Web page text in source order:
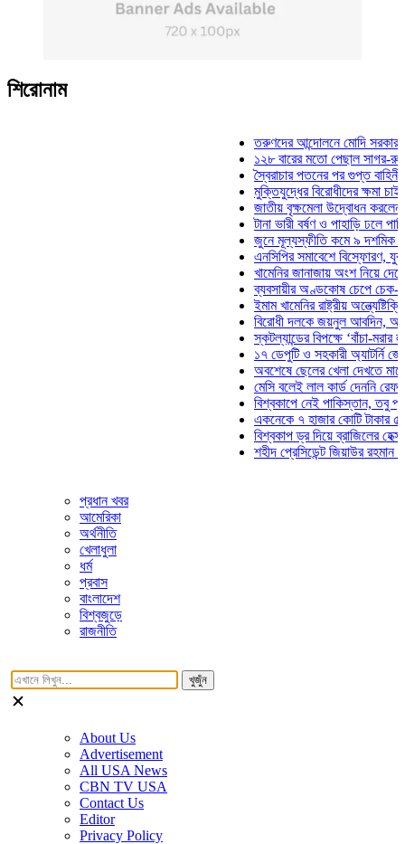
শিরোনাম
তরুণদের আন্দোলনে মোদি সরকার দুর্বল
১২৮ বারের মতো পেছাল সাগর-রুনি
স্বৈরাচার পতনের পর গুপ্ত বাহিনীর
মুক্তিযুদ্ধের বিরোধীদের ক্ষমা চাইতে
জাতীয় বৃক্ষমেলা উদ্বোধন করলেন
টানা ভারী বর্ষণ ও পাহাড়ি ঢলে পানিবন্দি
জুনে মূল্যস্ফীতি কমে ৯ দশমিক ১৬
এনসিপির সমাবেশে বিস্ফোরণ, যুবলীগের
খামেনির জানাজায় অংশ নিয়ে দেশে
ব্যবসায়ীর অণ্ডকোষ চেপে চেক-
ইমাম খামেনির রাষ্ট্রীয় অন্ত্যেষ্টিক্রিয়ায়
বিরোধী দলকে জয়নুল আবদিন, আপনারা
স্কটল্যান্ডের বিপক্ষে ‘বাঁচা-মরার
১৭ ডেপুটি ও সহকারী অ্যাটর্নি
অবশেষে ছেলের খেলা দেখতে মাঠে
মেসি বলেই লাল কার্ড দেননি রেফারি!
বিশ্বকাপে নেই পাকিস্তান, তবু প্রতিটি
একনেকে ৭ হাজার কোটি টাকার ৫
বিশ্বকাপ ড্র দিয়ে ব্রাজিলের হেক্সা
শহীদ প্রেসিডেন্ট জিয়াউর রহমান
প্রধান খবর
আমেরিকা
অর্থনীতি
খেলাধুলা
ধর্ম
প্রবাস
বাংলাদেশ
বিশ্বজুড়ে
রাজনীতি
খুজুঁন
About Us
Advertisement
All USA News
CBN TV USA
Contact Us
Editor
Privacy Policy